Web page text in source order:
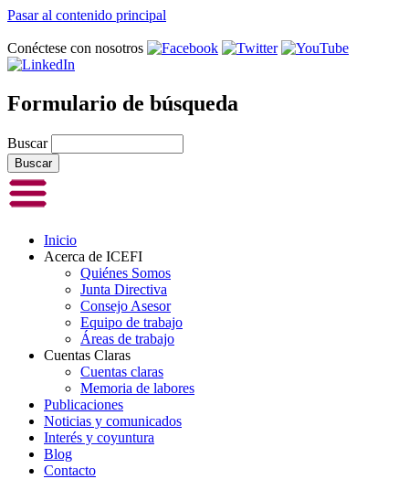
Pasar al contenido principal
Conéctese con nosotros
Formulario de búsqueda
Buscar
Inicio
Acerca de ICEFI
Quiénes Somos
Junta Directiva
Consejo Asesor
Equipo de trabajo
Áreas de trabajo
Cuentas Claras
Cuentas claras
Memoria de labores
Publicaciones
Noticias y comunicados
Interés y coyuntura
Blog
Contacto